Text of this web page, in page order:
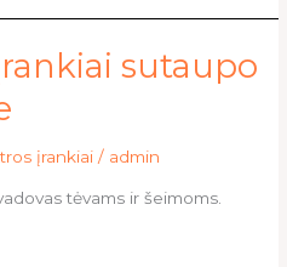
sutaupo
įrankiai / admin
tėvams ir šeimoms.